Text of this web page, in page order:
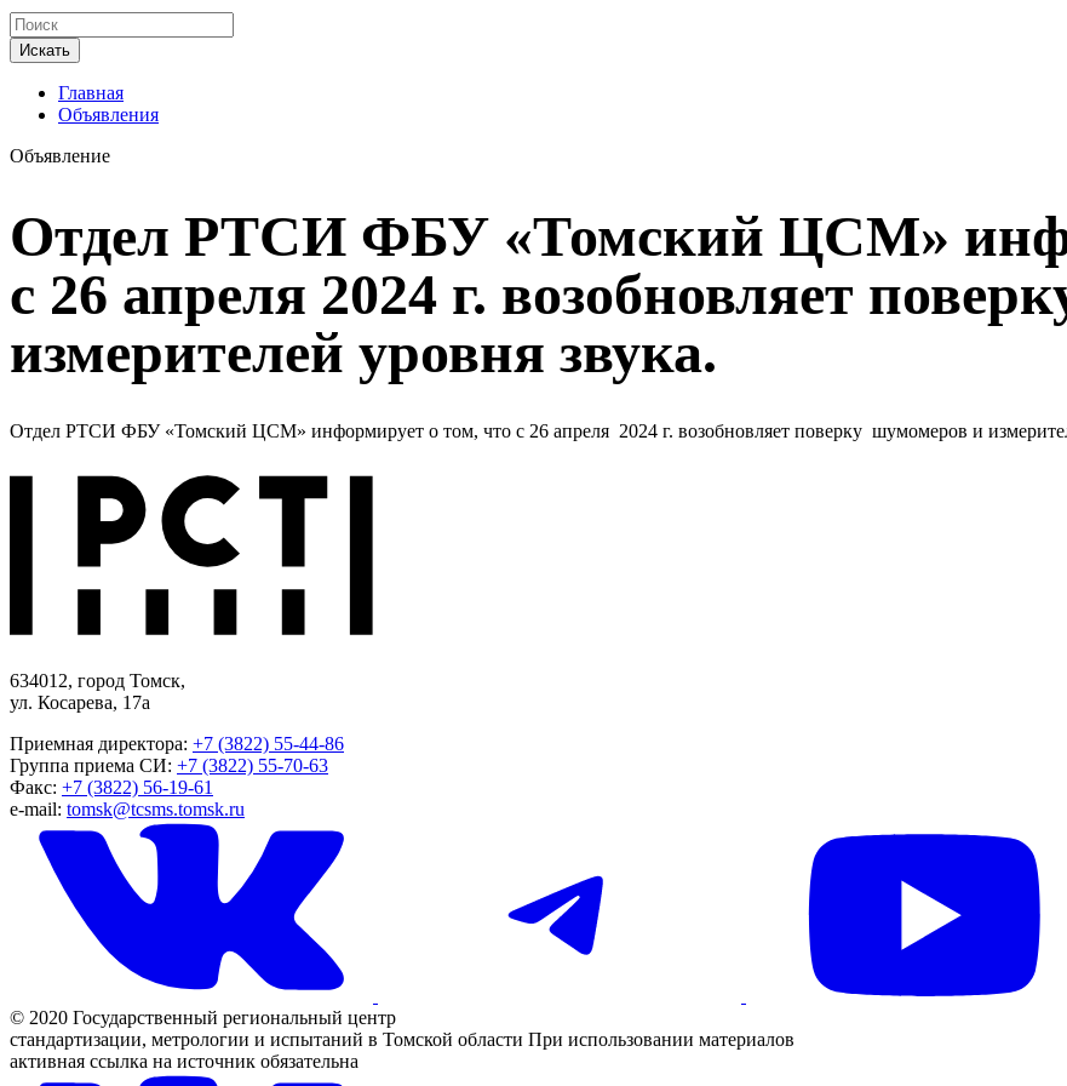
Искать
Главная
Объявления
Объявление
Отдел РТСИ ФБУ «Томский ЦСМ»
с 26 апреля 2024 г. возобновляет
измерителей уровня звука.
Отдел РТСИ ФБУ «Томский ЦСМ» информирует о том, что с 26 апреля 2024 г. возобновляет поверку шумомеров и
634012, город Томск,
ул. Косарева, 17а
Приемная директора: +7 (3822) 55-44-86
Группа приема СИ: +7 (3822) 55-70-63
Факс: +7 (3822) 56-19-61
e-mail: tomsk@tcsms.tomsk.ru
© 2020 Государственный региональный центр
стандартизации, метрологии и испытаний в Томской области При использовании материалов
активная ссылка на источник обязательна